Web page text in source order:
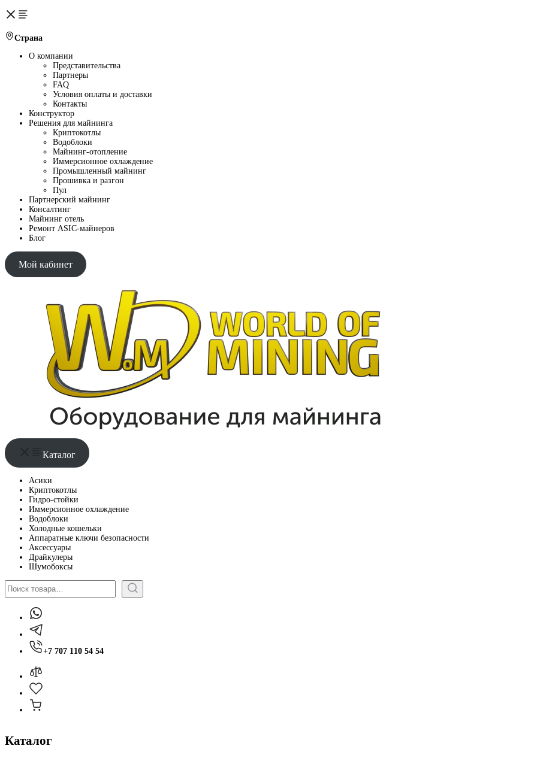
Страна
О компании
Представительства
Партнеры
FAQ
Условия оплаты и доставки
Контакты
Конструктор
Решения для майнинга
Криптокотлы
Водоблоки
Майнинг-отопление
Иммерсионное охлаждение
Промышленный майнинг
Прошивка и разгон
Пул
Партнерский майнинг
Консалтинг
Майнинг отель
Ремонт ASIC-майнеров
Блог
Мой кабинет
Каталог
Асики
Криптокотлы
Гидро-стойки
Иммерсионное охлаждение
Водоблоки
Холодные кошельки
Аппаратные ключи безопасности
Аксессуары
Драйкулеры
Шумобоксы
Поиск
+7 707 110 54 54
Каталог